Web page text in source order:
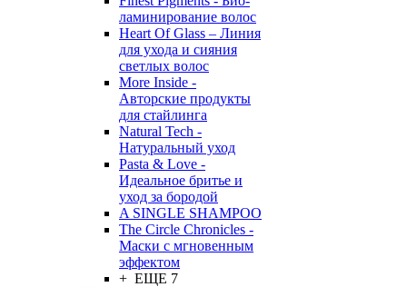
ламинирование волос
Heart Of Glass – Линия
для ухода и сияния
светлых волос
More Inside -
Авторские продукты
для стайлинга
Natural Tech -
Натуральный уход
Pasta & Love -
Идеальное бритье и
уход за бородой
A SINGLE SHAMPOO
The Circle Chronicles -
Маски с мгновенным
эффектом
+ ЕЩЕ 7